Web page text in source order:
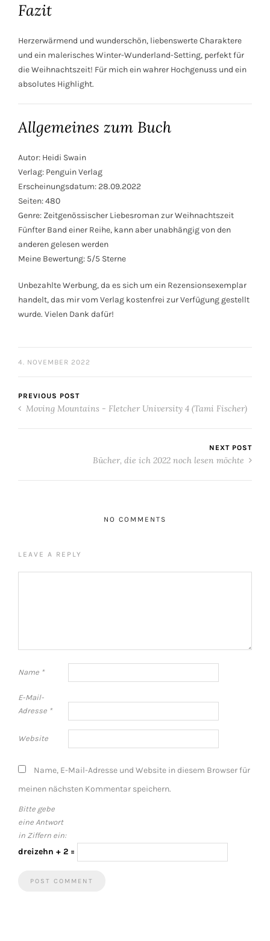
Fazit
Herzerwärmend und wunderschön, liebenswerte Charaktere
und ein malerisches Winter-Wunderland-Setting, perfekt für
die Weihnachtszeit! Für mich ein wahrer Hochgenuss und ein
absolutes Highlight.
Allgemeines zum Buch
Autor: Heidi Swain
Verlag: Penguin Verlag
Erscheinungsdatum: 28.09.2022
Seiten: 480
Genre: Zeitgenössischer Liebesroman zur Weihnachtszeit
Fünfter Band einer Reihe, kann aber unabhängig von den
anderen gelesen werden
Meine Bewertung: 5/5 Sterne
Unbezahlte Werbung, da es sich um ein Rezensionsexemplar
handelt, das mir vom Verlag kostenfrei zur Verfügung gestellt
wurde. Vielen Dank dafür!
4. NOVEMBER 2022
PREVIOUS POST
Moving Mountains - Fletcher University 4 (Tami Fischer)
NEXT POST
Bücher, die ich 2022 noch lesen möchte
NO COMMENTS
LEAVE A REPLY
Name *
E-Mail-
Adresse *
Website
Name, E-Mail-Adresse und Website in diesem Browser für
meinen nächsten Kommentar speichern.
Bitte gebe
eine Antwort
in Ziffern ein:
dreizehn + 2 =